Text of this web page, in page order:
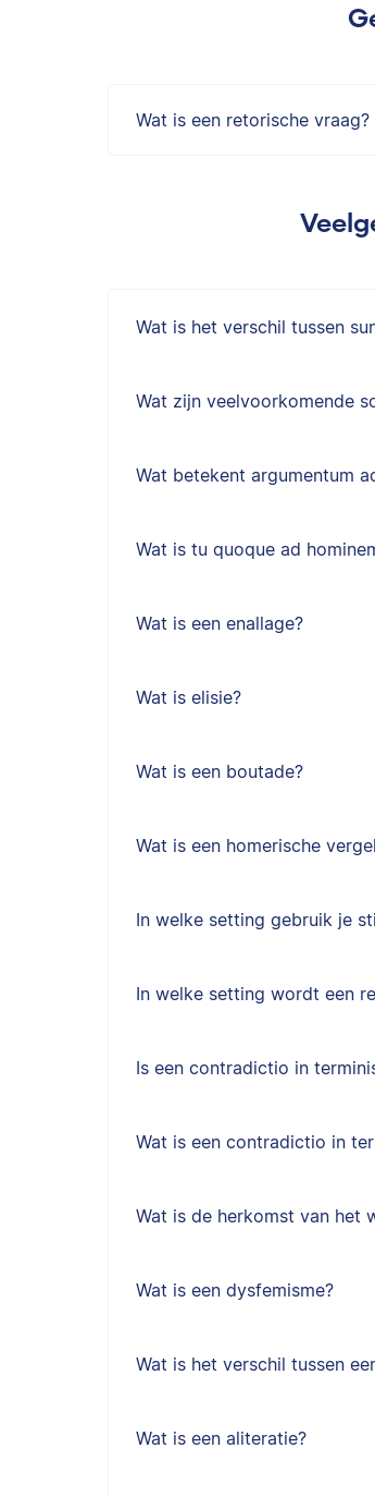
Wat is een retorische
Wat is het verschil tussen
Wat zijn veelvoorkomende
Wat betekent argumentum
Wat is tu quoque ad
Wat is een enallage?
Wat is elisie?
Wat is een boutade?
Wat is een homerische
In welke setting gebruik je
In welke setting wordt een
Is een contradictio in
Wat is een contradictio in
Wat is de herkomst van het
Wat is een dysfemisme?
Wat is het verschil tussen
Wat is een aliteratie?